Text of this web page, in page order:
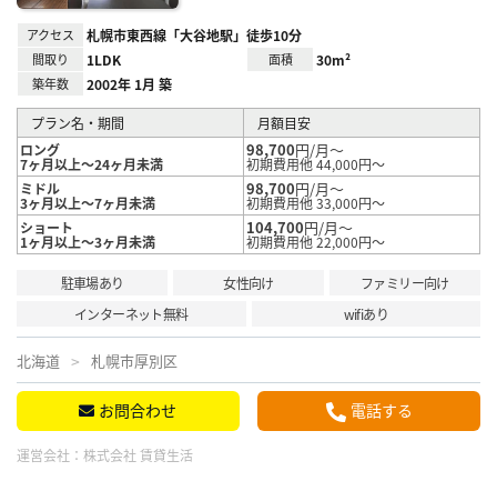
アクセス 札幌市東西線「大谷地駅」徒歩10分
間取り 1LDK 面積 30m²
築年数 2002年 1月 築
プラン名・期間
月額目安
ロング
7ヶ月以上～24ヶ月未満
98,700円/月～
初期費用他 44,000円～
ミドル
3ヶ月以上～7ヶ月未満
98,700円/月～
初期費用他 33,000円～
ショート
1ヶ月以上～3ヶ月未満
104,700円/月～
初期費用他 22,000円～
駐車場あり 女性向け
ファミリー向け
インターネット無料
wifiあり
北海道 札幌市厚別区
お問合わせ 電話する
運営会社： 株式会社 賃貸生活